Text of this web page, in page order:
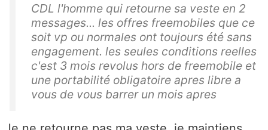
CDL l'homme qui retourne sa veste en 2
messages... les offres freemobiles que ce
soit vp ou normales ont toujours été sans
engagement. les seules conditions reelles
c'est 3 mois revolus hors de freemobile et
une portabilité obligatoire apres libre a
vous de vous barrer un mois apres